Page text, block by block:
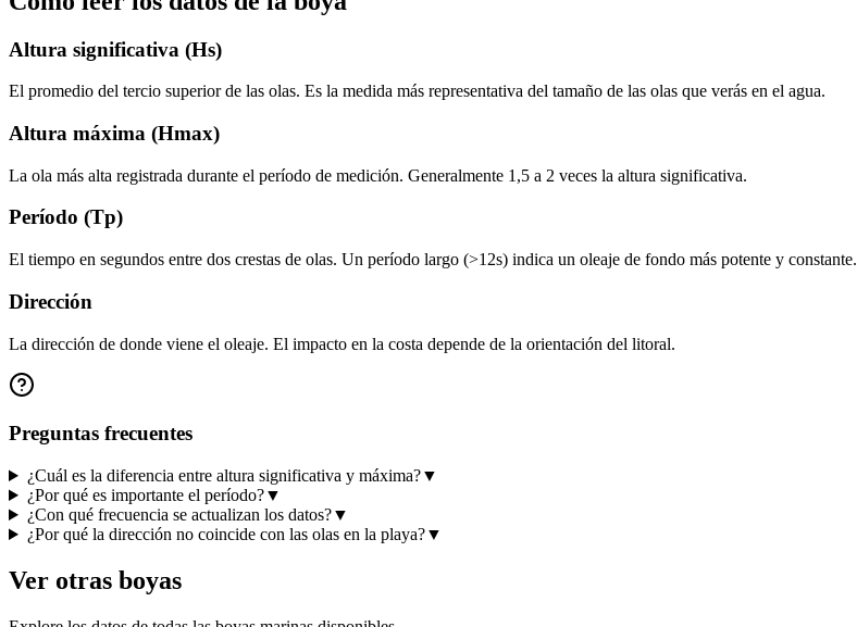
Altura significativa (Hs)
El promedio del tercio superior de las olas. Es la medida más representativa del tamaño de las olas que verás en el agua.
Altura máxima (Hmax)
La ola más alta registrada durante el período de medición. Generalmente 1,5 a 2 veces la altura significativa.
Período (Tp)
El tiempo en segundos entre dos crestas de olas. Un período largo (>12s) indica un oleaje de fondo más potente y constante.
Dirección
La dirección de donde viene el oleaje. El impacto en la costa depende de la orientación del litoral.
Preguntas frecuentes
¿Cuál es la diferencia entre altura significativa y máxima?▼
¿Por qué es importante el período?▼
¿Con qué frecuencia se actualizan los datos?▼
¿Por qué la dirección no coincide con las olas en la playa?▼
Ver otras boyas